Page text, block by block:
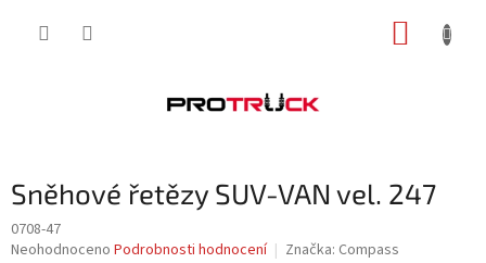
Sněhové řetězy SUV-VAN vel. 247
0708-47
Průměrné
Neohodnoceno Podrobnosti hodnocení Značka: Compass